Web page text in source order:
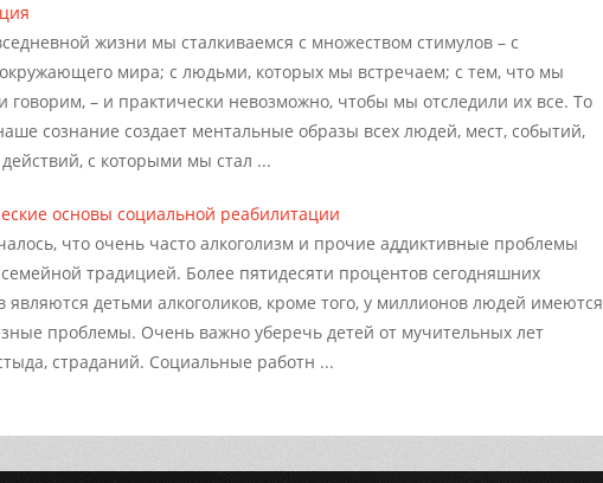
жизни мы сталкиваемся с множеством стимулов – с
мира; с людьми, которых мы встречаем; с тем, что мы
– и практически невозможно, чтобы мы отследили их все. То
сознание создает ментальные образы всех людей, мест, событий,
с которыми мы стал ...
основы социальной реабилитации
что очень часто алкоголизм и прочие аддиктивные проблемы
семейной традицией. Более пятидесяти процентов сегодняшних
являются детьми алкоголиков, кроме того, у миллионов людей имеются
проблемы. Очень важно уберечь детей от мучительных лет
страданий. Социальные работн ...